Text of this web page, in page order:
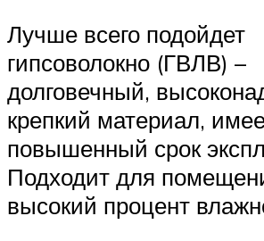
Лучше всего подойдет
гипсоволокно (ГВЛВ) –
долговечный,
крепкий материал,
повышенный срок
Подходит для
высокий процент